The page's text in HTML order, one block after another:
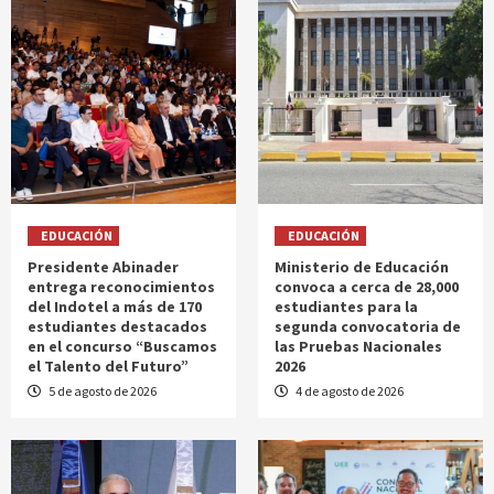
EDUCACIÓN
Presidente Abinader
entrega reconocimientos
del Indotel a más de 170
estudiantes destacados
en el concurso “Buscamos
el Talento del Futuro”
5 de agosto de 2026
EDUCACIÓN
Ministerio de Educación
convoca a cerca de 28,000
estudiantes para la
segunda convocatoria de
las Pruebas Nacionales
2026
4 de agosto de 2026